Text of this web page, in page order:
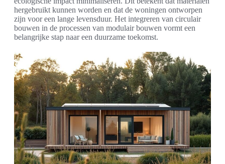
hergebruikt kunnen worden en dat de woningen ontworpen
zijn voor een lange levensduur. Het integreren van circulair
bouwen in de processen van modulair bouwen vormt een
belangrijke stap naar een duurzame toekomst.